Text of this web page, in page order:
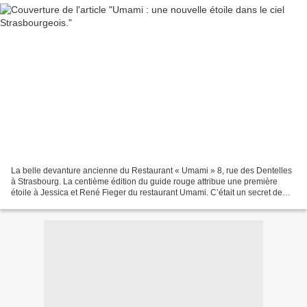
La belle devanture ancienne du Restaurant « Umami » 8, rue des Dentelles
à Strasbourg. La centième édition du guide rouge attribue une première
étoile à Jessica et René Fieger du restaurant Umami. C’était un secret de